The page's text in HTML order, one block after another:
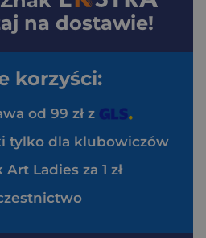
na dostawie!
korzyści:
od 99 zł z
tylko dla klubowiczów
Ladies za 1 zł